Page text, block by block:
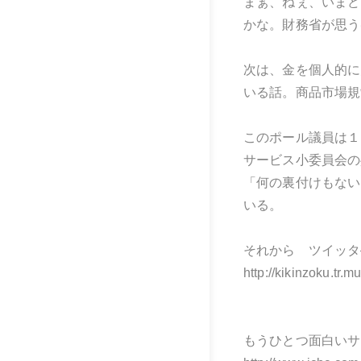
かな。財務省が思
次は、金を個人的
いる話。商品市場
このポール議員は
サービス小委員会
「何の裏付けもな
いる。
それから ツイッタ
http://
もうひとつ面白い